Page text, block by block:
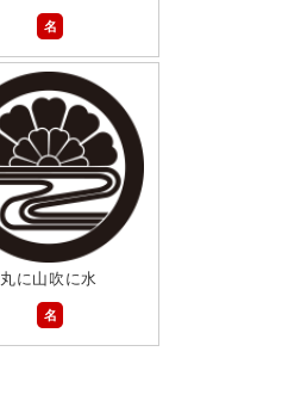
名
丸に山吹に水
名